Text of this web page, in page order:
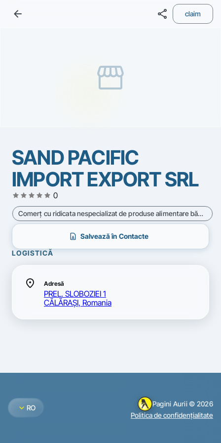
arrow_back share claim
storefront
SAND PACIFIC
IMPORT EXPORT SRL
star star star star star 0
Comerţ cu ridicata nespecializat de produse alimentare băuturi si tutun - Cod CAEN 4639
contact_page Salvează în Contacte
LOGISTICĂ
location_on Adresă
PREL. SLOBOZIEI 1
CĂLĂRAŞI, Romania
expand_more RO
Pagini Aurii © 2026
Politica de confidențialitate